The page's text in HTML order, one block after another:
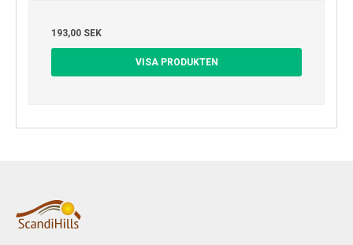
193,00 SEK
VISA PRODUKTEN